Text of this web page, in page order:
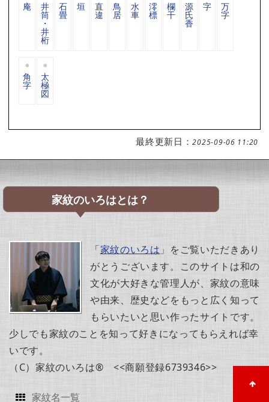
庵 井
筒
・
井
桁
石
畳
垣 直
違
鳥
居
水
車
澪
標
欄
干
源
氏
香
字 万
字
角
字
太
極
図
最終更新日：2025-09-06 11:20
家紋のいろはとは？
「家紋のいろは 」をご覧いただきあり
がとうございます。このサイトは和の
文化が大好きな管理人が、家紋の意味
や由来、歴史などをもっと広く知って
もらいたいと思い作ったサイトです。
少しでも家紋のことを知って好きになってもらえれば幸
いです。
（C）家紋のいろは® <<商願登録6739346>>
家紋名一覧